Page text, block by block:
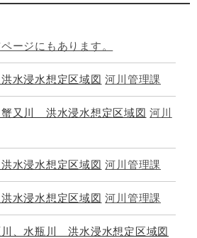
ージにもあります。
水浸水想定区域図 河川管理課
又川 洪水浸水想定区域図 河川
水浸水想定区域図 河川管理課
水浸水想定区域図 河川管理課
、水瓶川 洪水浸水想定区域図